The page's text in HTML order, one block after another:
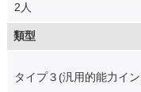
2人
類型
タイプ３(汎用的能力イ